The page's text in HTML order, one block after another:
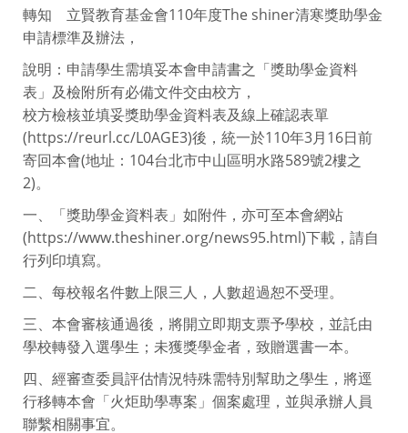
轉知 立賢教育基金會110年度The shiner清寒獎助學金
申請標準及辦法，
說明：申請學生需填妥本會申請書之「獎助學金資料
表」及檢附所有必備文件交由校方，
校方檢核並填妥獎助學金資料表及線上確認表單
(https://reurl.cc/L0AGE3)後，統一於110年3月16日前
寄回本會(地址：104台北市中山區明水路589號2樓之
2)。
一、「獎助學金資料表」如附件，亦可至本會網站
(https://www.theshiner.org/news95.html)下載，請自
行列印填寫。
二、每校報名件數上限三人，人數超過恕不受理。
三、本會審核通過後，將開立即期支票予學校，並託由
學校轉發入選學生；未獲獎學金者，致贈選書一本。
四、經審查委員評估情況特殊需特別幫助之學生，將逕
行移轉本會「火炬助學專案」個案處理，並與承辦人員
聯繫相關事宜。